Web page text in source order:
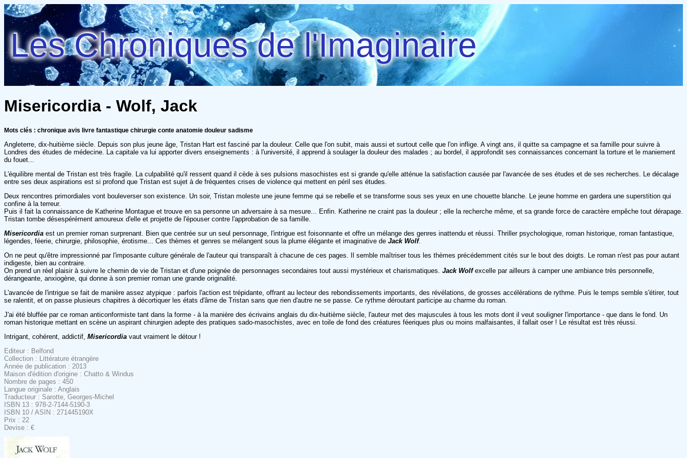
Les Chroniques de l'Imaginaire
Misericordia - Wolf, Jack
Mots clés : chronique avis livre fantastique chirurgie conte anatomie douleur sadisme
Angleterre, dix-huitième siècle. Depuis son plus jeune âge, Tristan Hart est fasciné par la douleur. Celle que l'on subit, mais aussi et surtout celle que l'on inflige. A vingt ans, il quitte sa campagne et sa famille pour suivre à
Londres des études de médecine. La capitale va lui apporter divers enseignements : à l'université, il apprend à soulager la douleur des malades ; au bordel, il approfondit ses connaissances concernant la torture et le maniement
du fouet...
L'équilibre mental de Tristan est très fragile. La culpabilité qu'il ressent quand il cède à ses pulsions masochistes est si grande qu'elle atténue la satisfaction causée par l'avancée de ses études et de ses recherches. Le décalage
entre ses deux aspirations est si profond que Tristan est sujet à de fréquentes crises de violence qui mettent en péril ses études.
Deux rencontres primordiales vont bouleverser son existence. Un soir, Tristan moleste une jeune femme qui se rebelle et se transforme sous ses yeux en une chouette blanche. Le jeune homme en gardera une superstition qui
confine à la terreur.
Puis il fait la connaissance de Katherine Montague et trouve en sa personne un adversaire à sa mesure... Enfin. Katherine ne craint pas la douleur ; elle la recherche même, et sa grande force de caractère empêche tout dérapage.
Tristan tombe désespérément amoureux d'elle et projette de l'épouser contre l'approbation de sa famille.
Misericordia est un premier roman surprenant. Bien que centrée sur un seul personnage, l'intrigue est foisonnante et offre un mélange des genres inattendu et réussi. Thriller psychologique, roman historique, roman fantastique,
légendes, féerie, chirurgie, philosophie, érotisme... Ces thèmes et genres se mélangent sous la plume élégante et imaginative de Jack Wolf.
On ne peut qu'être impressionné par l'imposante culture générale de l'auteur qui transparaît à chacune de ces pages. Il semble maîtriser tous les thèmes précédemment cités sur le bout des doigts. Le roman n'est pas pour autant
indigeste, bien au contraire.
On prend un réel plaisir à suivre le chemin de vie de Tristan et d'une poignée de personnages secondaires tout aussi mystérieux et charismatiques. Jack Wolfexcelle par ailleurs à camper une ambiance très personnelle,
dérangeante, anxiogène, qui donne à son premier roman une grande originalité.
L'avancée de l'intrigue se fait de manière assez atypique : parfois l'action est trépidante, offrant au lecteur des rebondissements importants, des révélations, de grosses accélérations de rythme. Puis le temps semble s'étirer, tout
se ralentit, et on passe plusieurs chapitres à décortiquer les états d'âme de Tristan sans que rien d'autre ne se passe. Ce rythme déroutant participe au charme du roman.
J'ai été bluffée par ce roman anticonformiste tant dans la forme - à la manière des écrivains anglais du dix-huitième siècle, l'auteur met des majuscules à tous les mots dont il veut souligner l'importance - que dans le fond. Un
roman historique mettant en scène un aspirant chirurgien adepte des pratiques sado-masochistes, avec en toile de fond des créatures féeriques plus ou moins malfaisantes, il fallait oser ! Le résultat est très réussi.
Intrigant, cohérent, addictif, Misericordia vaut vraiment le détour !
Editeur : Belfond
Collection : Littérature étrangère
Année de publication : 2013
Maison d'édition d'origine : Chatto & Windus
Nombre de pages : 450
Langue originale : Anglais
Traducteur : Sarotte, Georges-Michel
ISBN 13 : 978-2-7144-5190-3
ISBN 10 / ASIN : 271445190X
Prix : 22
Devise : €